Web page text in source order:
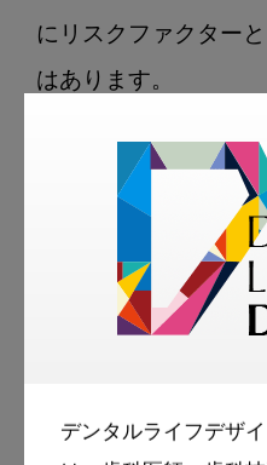
デンタルライフデザ
にリスクファクター
はあります。
まとめると、歯周病
連性がある可能性は
因果関係は証明され
因子の影響を排除で
る」と断定するので